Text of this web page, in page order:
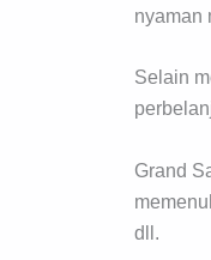
nyaman
Selain
Grand
dll.